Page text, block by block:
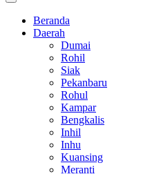
Beranda
Daerah
Dumai
Rohil
Siak
Pekanbaru
Rohul
Kampar
Bengkalis
Inhil
Inhu
Kuansing
Meranti